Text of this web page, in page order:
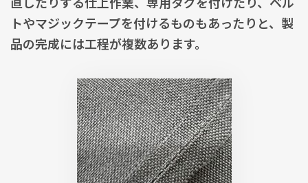
トやマジックテープを付けるものもあったりと、製
品の完成には工程が複数あります。